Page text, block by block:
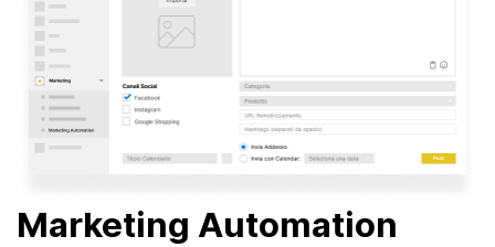
Marketing Automation